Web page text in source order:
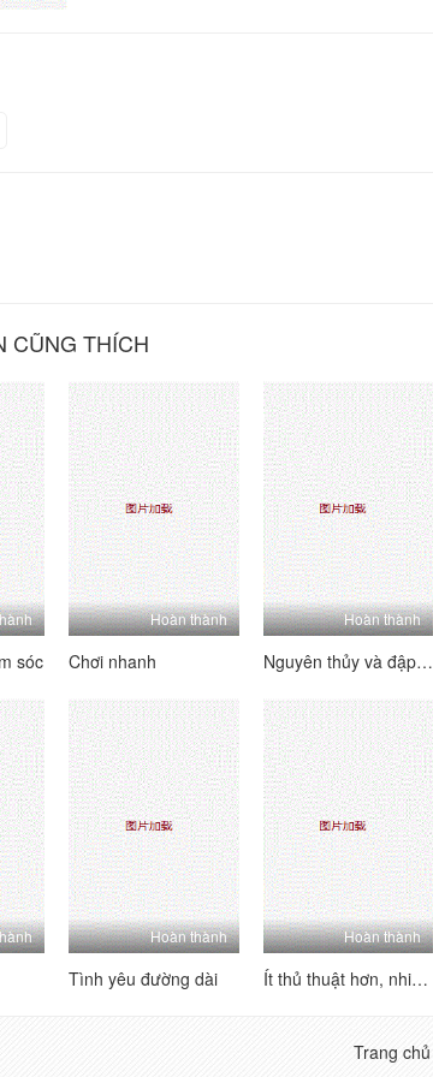
CŨNG THÍCH
sóc
Hoàn thành
Chơi nhanh
Hoàn thành
Nguyên thủy và đập mạnh
Hoàn thành
Tình yêu đường dài
Hoàn thành
Ít thủ thuật hơn, nhiều ngực hơn!
Trang chủ